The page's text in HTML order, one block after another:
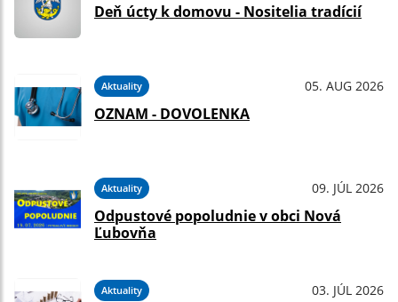
Deň úcty k domovu - Nositelia tradícií
Aktuality 05. AUG 2026
OZNAM - DOVOLENKA
Aktuality 09. JÚL 2026
Odpustové popoludnie v obci Nová
Ľubovňa
Aktuality 03. JÚL 2026